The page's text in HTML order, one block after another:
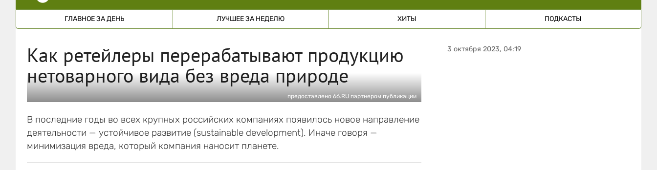
ГЛАВНОЕ ЗА ДЕНЬ ЛУЧШЕЕ ЗА НЕДЕЛЮ ХИТЫ ПОДКАСТЫ
Как ретейлеры перерабатывают продукцию
нетоварного вида без вреда природе
предоставлено 66.RU партнером публикации
В последние годы во всех крупных российских компаниях появилось новое направление
деятельности — устойчивое развитие (sustainable development). Иначе говоря —
минимизация вреда, который компания наносит планете.
3 октября 2023, 04:19